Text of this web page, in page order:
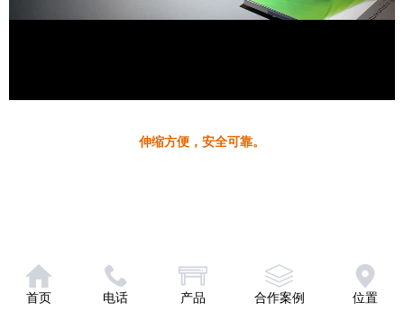
伸缩方便，安全可靠。
首页 电话 产品 合作案例 位置